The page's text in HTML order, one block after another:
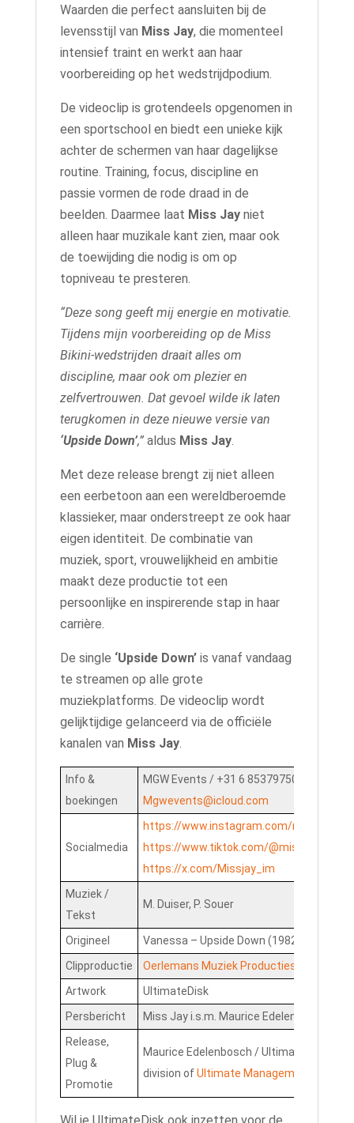
Waarden die perfect aansluiten bij de
levensstijl van Miss Jay, die momenteel
intensief traint en werkt aan haar
voorbereiding op het wedstrijdpodium.
De videoclip is grotendeels opgenomen in
een sportschool en biedt een unieke kijk
achter de schermen van haar dagelijkse
routine. Training, focus, discipline en
passie vormen de rode draad in de
beelden. Daarmee laat Miss Jayniet
alleen haar muzikale kant zien, maar ook
de toewijding die nodig is om op
topniveau te presteren.
“Deze song geeft mij energie en motivatie.
Tijdens mijn voorbereiding op de Miss
Bikini-wedstrijden draait alles om
discipline, maar ook om plezier en
zelfvertrouwen. Dat gevoel wilde ik laten
terugkomen in deze nieuwe versie van
‘Upside Down’,”aldus Miss Jay.
Met deze release brengt zij niet alleen
een eerbetoon aan een wereldberoemde
klassieker, maar onderstreept ze ook haar
eigen identiteit. De combinatie van
muziek, sport, vrouwelijkheid en ambitie
maakt deze productie tot een
persoonlijke en inspirerende stap in haar
carrière.
De single ‘Upside Down’is vanaf vandaag
te streamen op alle grote
muziekplatforms. De videoclip wordt
gelijktijdige gelanceerd via de officiële
kanalen van Miss Jay.
Info &
boekingen
MGW Events / +31 6 85379750 /
Mgwevents@icloud.com
Socialmedia
https://www.instagram.com/missjay_im
https://www.tiktok.com/@missjay2026
https://x.com/Missjay_im
Muziek /
Tekst
M. Duiser, P. Souer
Origineel
Vanessa – Upside Down (1982)
Clipproductie
Oerlemans Muziek Producties
Artwork
UltimateDisk
Persbericht
Miss Jay i.s.m. Maurice Edelenbosch
Release,
Plug &
Promotie
Maurice Edelenbosch / UltimateDisk (a
division ofUltimate Management